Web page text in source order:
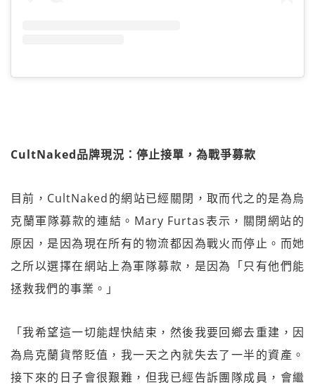
CultNaked品牌現況：停止接單，為戰爭募款
目前，CultNaked的網站已經關閉，取而代之的是為烏
克蘭軍隊募款的連結。Mary Furtas表示，關閉網站的
原因，是因為現在所有的物流都因為戰火而停止。而她
之所以選擇在網站上為軍隊募款，是因為「只有他們能
拯救我們的事業。」
「我希望這一切能趕快結束，然後我要回鄉去重建，因
為烏克蘭貨幣貶值，我一天之內就失去了一半的資產。
接下來的日子會很艱難，但我已經告訴團隊成員，會繼